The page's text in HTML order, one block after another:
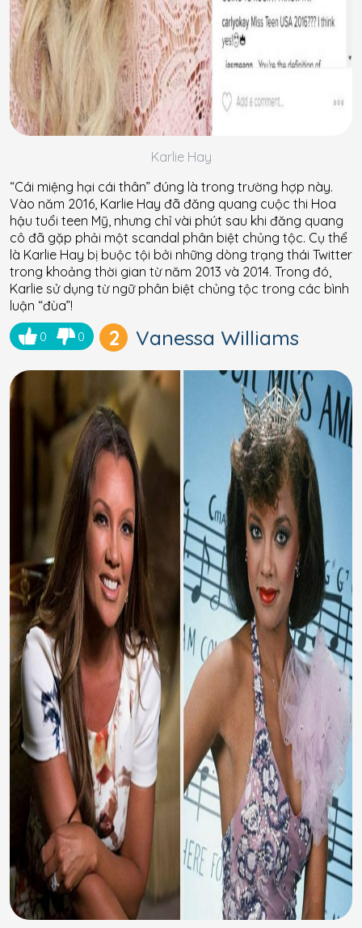
Karlie Hay
“Cái miệng hại cái thân” đúng là trong trường hợp này.
Vào năm 2016, Karlie Hay đã đăng quang cuộc thi Hoa
hậu tuổi teen Mỹ, nhưng chỉ vài phút sau khi đăng quang
cô đã gặp phải một scandal phân biệt chủng tộc. Cụ thể
là Karlie Hay bị buộc tội bởi những dòng trạng thái Twitter
trong khoảng thời gian từ năm 2013 và 2014. Trong đó,
Karlie sử dụng từ ngữ phân biệt chủng tộc trong các bình
luận “đùa”!
0 0 2 Vanessa Williams